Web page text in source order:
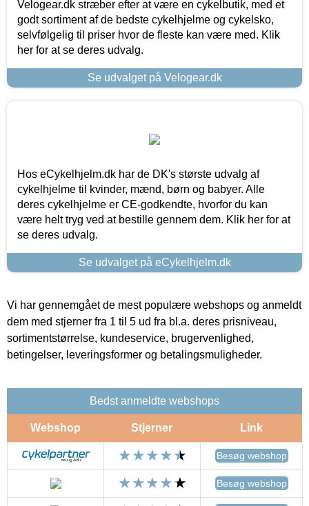
Velogear.dk stræber efter at være en cykelbutik, med et
godt sortiment af de bedste cykelhjelme og cykelsko,
selvfølgelig til priser hvor de fleste kan være med. Klik
her for at se deres udvalg.
Se udvalget på Velogear.dk
Hos eCykelhjelm.dk har de DK's største udvalg af
cykelhjelme til kvinder, mænd, børn og babyer. Alle
deres cykelhjelme er CE-godkendte, hvorfor du kan
være helt tryg ved at bestille gennem dem. Klik her for at
se deres udvalg.
Se udvalget på eCykelhjelm.dk
Vi har gennemgået de mest populære webshops og anmeldt
dem med stjerner fra 1 til 5 ud fra bl.a. deres prisniveau,
sortimentstørrelse, kundeservice, brugervenlighed,
betingelser, leveringsformer og betalingsmuligheder.
Bedst anmeldte webshops
Webshop Stjerner Link
Besøg webshop
Besøg webshop